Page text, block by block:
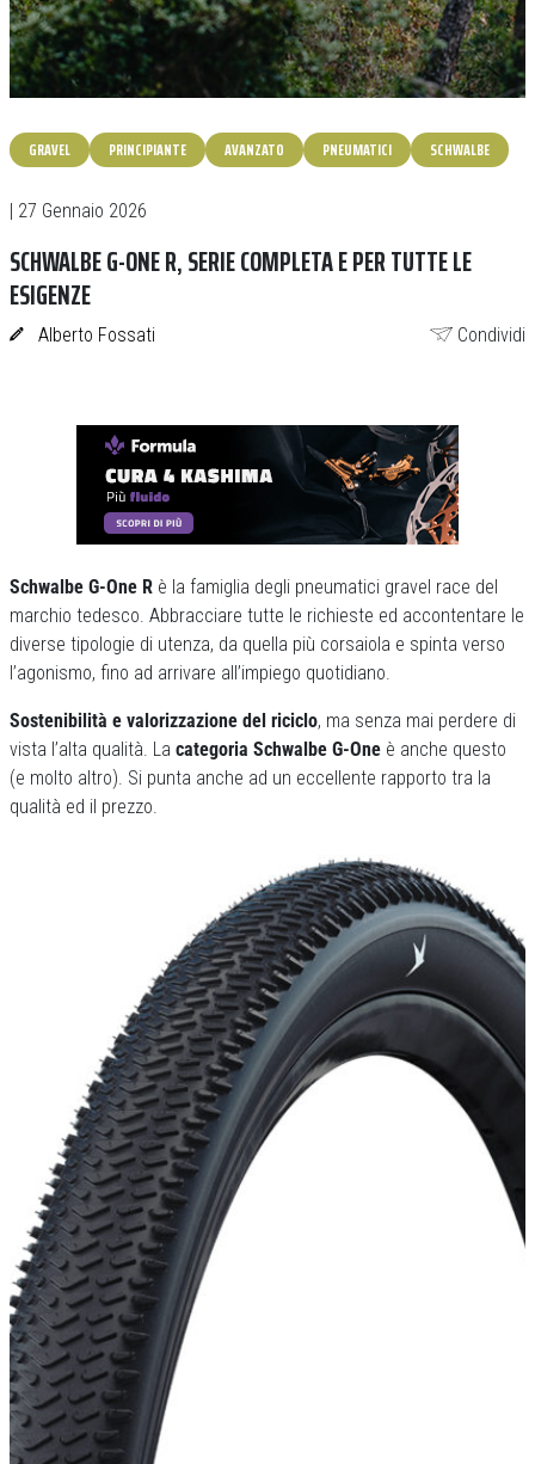
GRAVEL PRINCIPIANTE AVANZATO PNEUMATICI SCHWALBE
| 27 Gennaio 2026
SCHWALBE G-ONE R, SERIE COMPLETA E PER TUTTE LE
ESIGENZE
Alberto Fossati Condividi
Schwalbe G-One R è la famiglia degli pneumatici gravel race del
marchio tedesco. Abbracciare tutte le richieste ed accontentare le
diverse tipologie di utenza, da quella più corsaiola e spinta verso
l’agonismo, fino ad arrivare all’impiego quotidiano.
Sostenibilità e valorizzazione del riciclo, ma senza mai perdere di
vista l’alta qualità. La categoria Schwalbe G-One è anche questo
(e molto altro). Si punta anche ad un eccellente rapporto tra la
qualità ed il prezzo.